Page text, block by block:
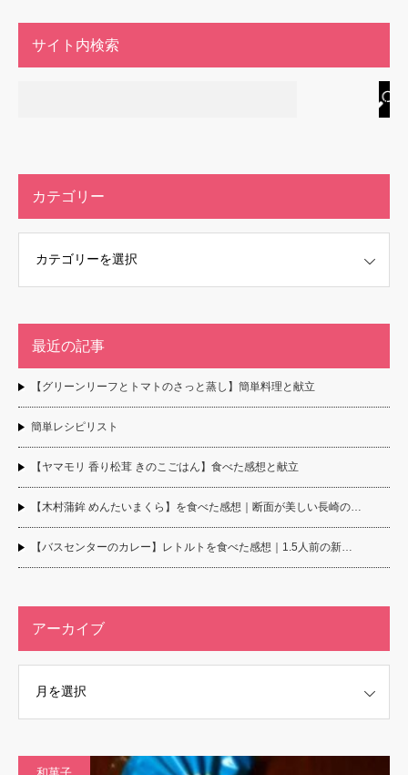
サイト内検索
カテゴリー
最近の記事
【グリーンリーフとトマトのさっと蒸し】簡単料理と献立
簡単レシピリスト
【ヤマモリ 香り松茸 きのこごはん】食べた感想と献立
【木村蒲鉾 めんたいまくら】を食べた感想｜断面が美しい長崎の…
【バスセンターのカレー】レトルトを食べた感想｜1.5人前の新…
アーカイブ